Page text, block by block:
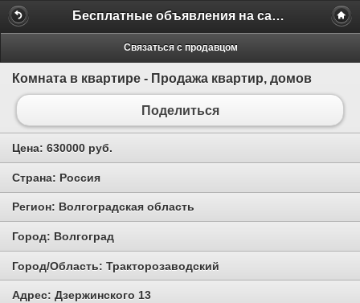
Бесплатные объявления на сайте MILAMO.ru
Связаться с продавцом
Комната в квартире - Продажа квартир, домов
Поделиться
Цена: 630000 руб.
Страна: Россия
Регион: Волгоградская область
Город: Волгоград
Город/Область: Тракторозаводский
Адрес: Дзержинского 13